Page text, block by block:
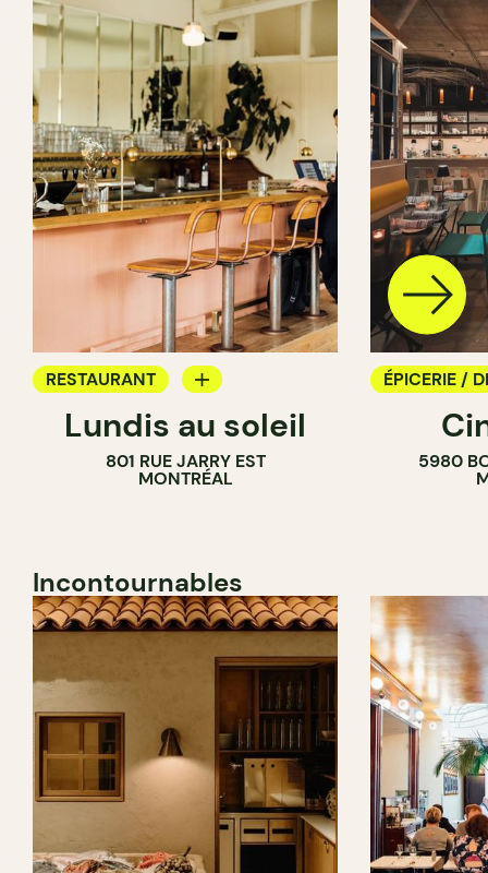
RESTAURANT
BAR À VIN
Lundis au soleil
801 RUE JARRY EST
MONTRÉAL
ÉPICERIE /
COMPTOIR
CAVISTE
5980
Incontournables